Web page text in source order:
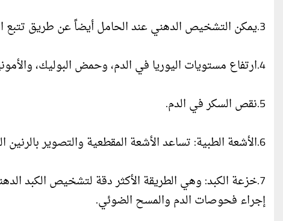
3.يمكن التشخيص الدهني عند الحامل أيضاً عن طريق تتبع الوقت الذي تستغرقه البلازما للتجلط وللشفاء.
4.ارتفاع مستويات اليوريا في الدم، وحمض البوليك، والأمونيا، والكرياتينين.
5.نقص السكر في الدم.
6.الأشعة الطبية: تساعد الأشعة المقطعية والتصوير بالرنين المغناطيسي في تحديد مدى تلف الكبد.
7.خزعة الكبد: وهي الطريقة الأكثر دقة لتشخيص الكبد
إجراء فحوصات الدم والمسح الضوئي.